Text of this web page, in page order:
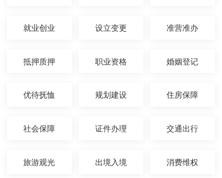
就业创业 设立变更 准营准办
抵押质押 职业资格 婚姻登记
优待抚恤 规划建设 住房保障
社会保障 证件办理 交通出行
旅游观光 出境入境 消费维权